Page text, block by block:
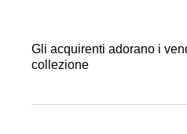
Gli acquirenti adorano i
collezione